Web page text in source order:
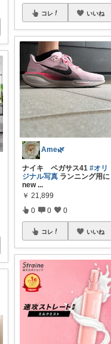
コレ いいね
Ame🌿
ナイキ ペガサス41#オリ
ジナル写真 ランニング用に
new ...
￥ 21,899
0 0 0
コレ いいね